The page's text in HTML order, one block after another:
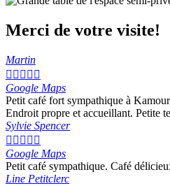
Merci de votre visite!
Martin
    
Google Maps
Petit café fort sympathique à
Endroit propre et accueillant. Petite
Sylvie Spencer
    
Google Maps
Petit café sympathique. Café
Line Petitclerc